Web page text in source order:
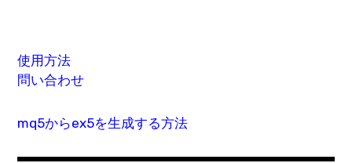
使用方法
問い合わせ
mq5からex5を生成する方法